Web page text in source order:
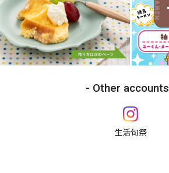
Other accounts
生活旬祭